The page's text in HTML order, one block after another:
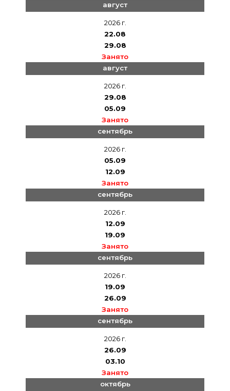
август
2026 г.
22.08
29.08
Занято
август
2026 г.
29.08
05.09
Занято
сентябрь
2026 г.
05.09
12.09
Занято
сентябрь
2026 г.
12.09
19.09
Занято
сентябрь
2026 г.
19.09
26.09
Занято
сентябрь
2026 г.
26.09
03.10
Занято
октябрь